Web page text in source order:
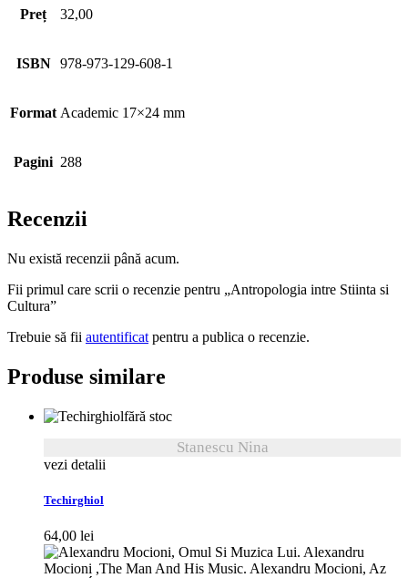
Preț 32,00
ISBN 978-973-129-608-1
Format Academic 17×24 mm
Pagini 288
Recenzii
Nu există recenzii până acum.
Fii primul care scrii o recenzie pentru „Antropologia intre Stiinta si
Cultura”
Trebuie să fii autentificat pentru a publica o recenzie.
Produse similare
fără stoc
Stanescu Nina
vezi detalii
Techirghiol
64,00 lei